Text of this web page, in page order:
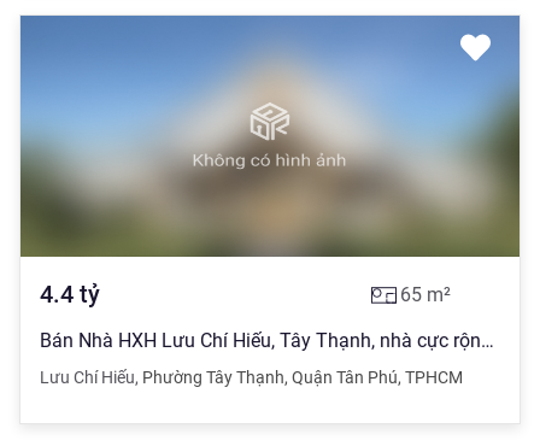
4.4 tỷ 65 m²
Bán Nhà HXH Lưu Chí Hiếu, Tây Thạnh, nhà cực rộng DT 4x16m2, giảm giá
Lưu Chí Hiếu, Phường Tây Thạnh, Quận Tân Phú, TPHCM